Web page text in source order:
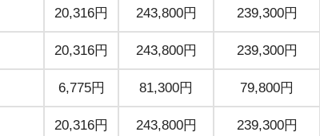
20,316円 243,800円 239,300円
20,316円 243,800円 239,300円
6,775円 81,300円 79,800円
20,316円 243,800円 239,300円